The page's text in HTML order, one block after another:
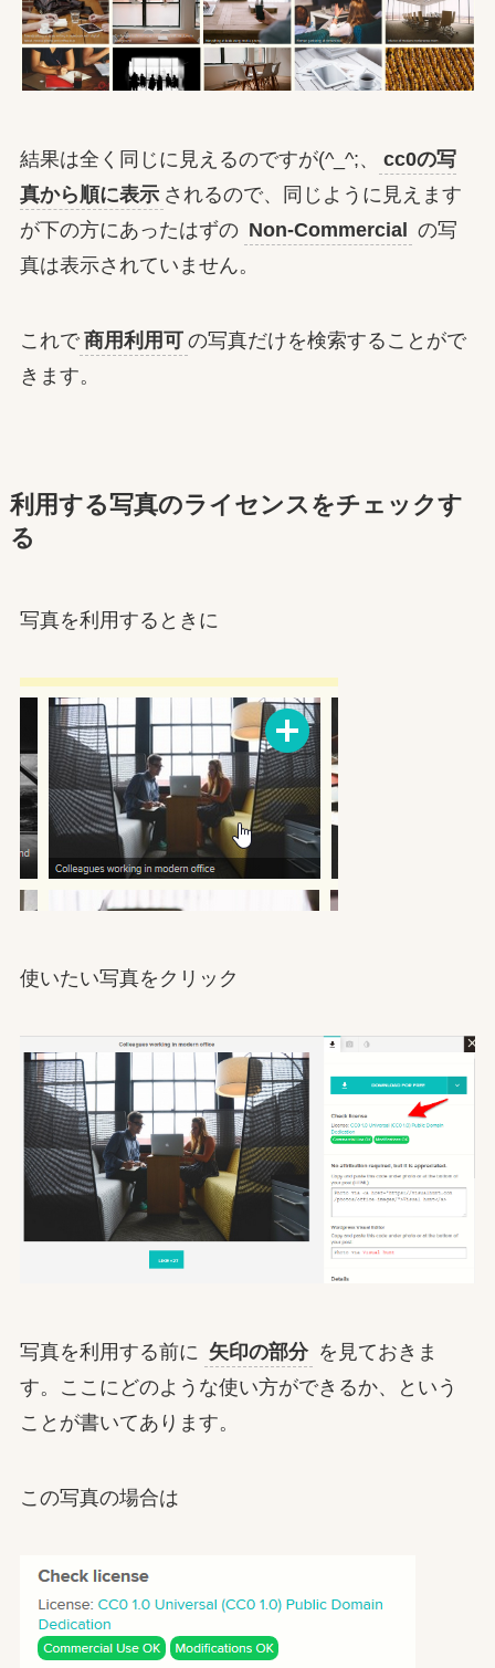
結果は全く同じに見えるのですが(^_^;、
cc0の写
真から順に表示 されるので、同じように見えます
が下の方にあったはずの Non-Commercial の写
真は表示されていません。
これで 商用利用可 の写真だけを検索することがで
きます。
利用する写真のライセンスをチェックす
る
写真を利用するときに
使いたい写真をクリック
写真を利用する前に 矢印の部分 を見ておきま
す。ここにどのような使い方ができるか、という
ことが書いてあります。
この写真の場合は